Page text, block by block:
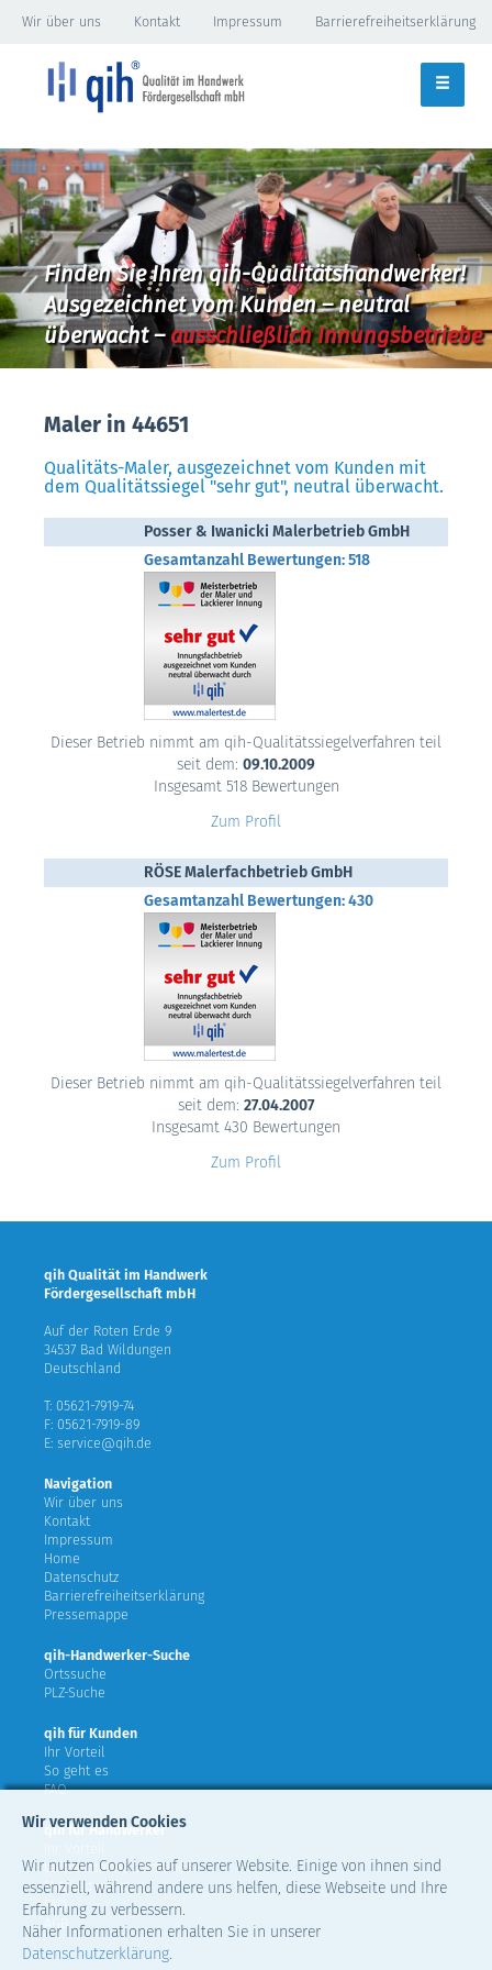
Wir verwenden Cookies
Wir nutzen Cookies auf unserer Website. Einige von ihnen sind
essenziell, während andere uns helfen, diese Webseite und Ihre
Erfahrung zu verbessern.
Näher Informationen erhalten Sie in unserer
Datenschutzerklärung.
Wir über uns Kontakt Impressum Barrierefreiheitserklärung
Finden Sie Ihren qih-Qualitätshandwerker!
Ausgezeichnet vom Kunden – neutral
überwacht – ausschließlich Innungsbetriebe
Maler in 44651
Qualitäts-Maler, ausgezeichnet vom Kunden mit
dem Qualitätssiegel "sehr gut", neutral überwacht.
Posser & Iwanicki Malerbetrieb GmbH
Gesamtanzahl Bewertungen: 518
Dieser Betrieb nimmt am qih-Qualitätssiegelverfahren teil
seit dem: 09.10.2009
Insgesamt 518 Bewertungen
Zum Profil
RÖSE Malerfachbetrieb GmbH
Gesamtanzahl Bewertungen: 430
Dieser Betrieb nimmt am qih-Qualitätssiegelverfahren teil
seit dem: 27.04.2007
Insgesamt 430 Bewertungen
Zum Profil
qih Qualität im Handwerk
Fördergesellschaft mbH
Auf der Roten Erde 9
34537 Bad Wildungen
Deutschland
T: 05621-7919-74
F: 05621-7919-89
E: service@qih.de
Navigation
Wir über uns
Kontakt
Impressum
Home
Datenschutz
Barrierefreiheitserklärung
Pressemappe
qih-Handwerker-Suche
Ortssuche
PLZ-Suche
qih für Kunden
Ihr Vorteil
So geht es
FAQ
qih für Handwerker
teilnehmende Verbände
Mitglied werden
FAQ
AGB